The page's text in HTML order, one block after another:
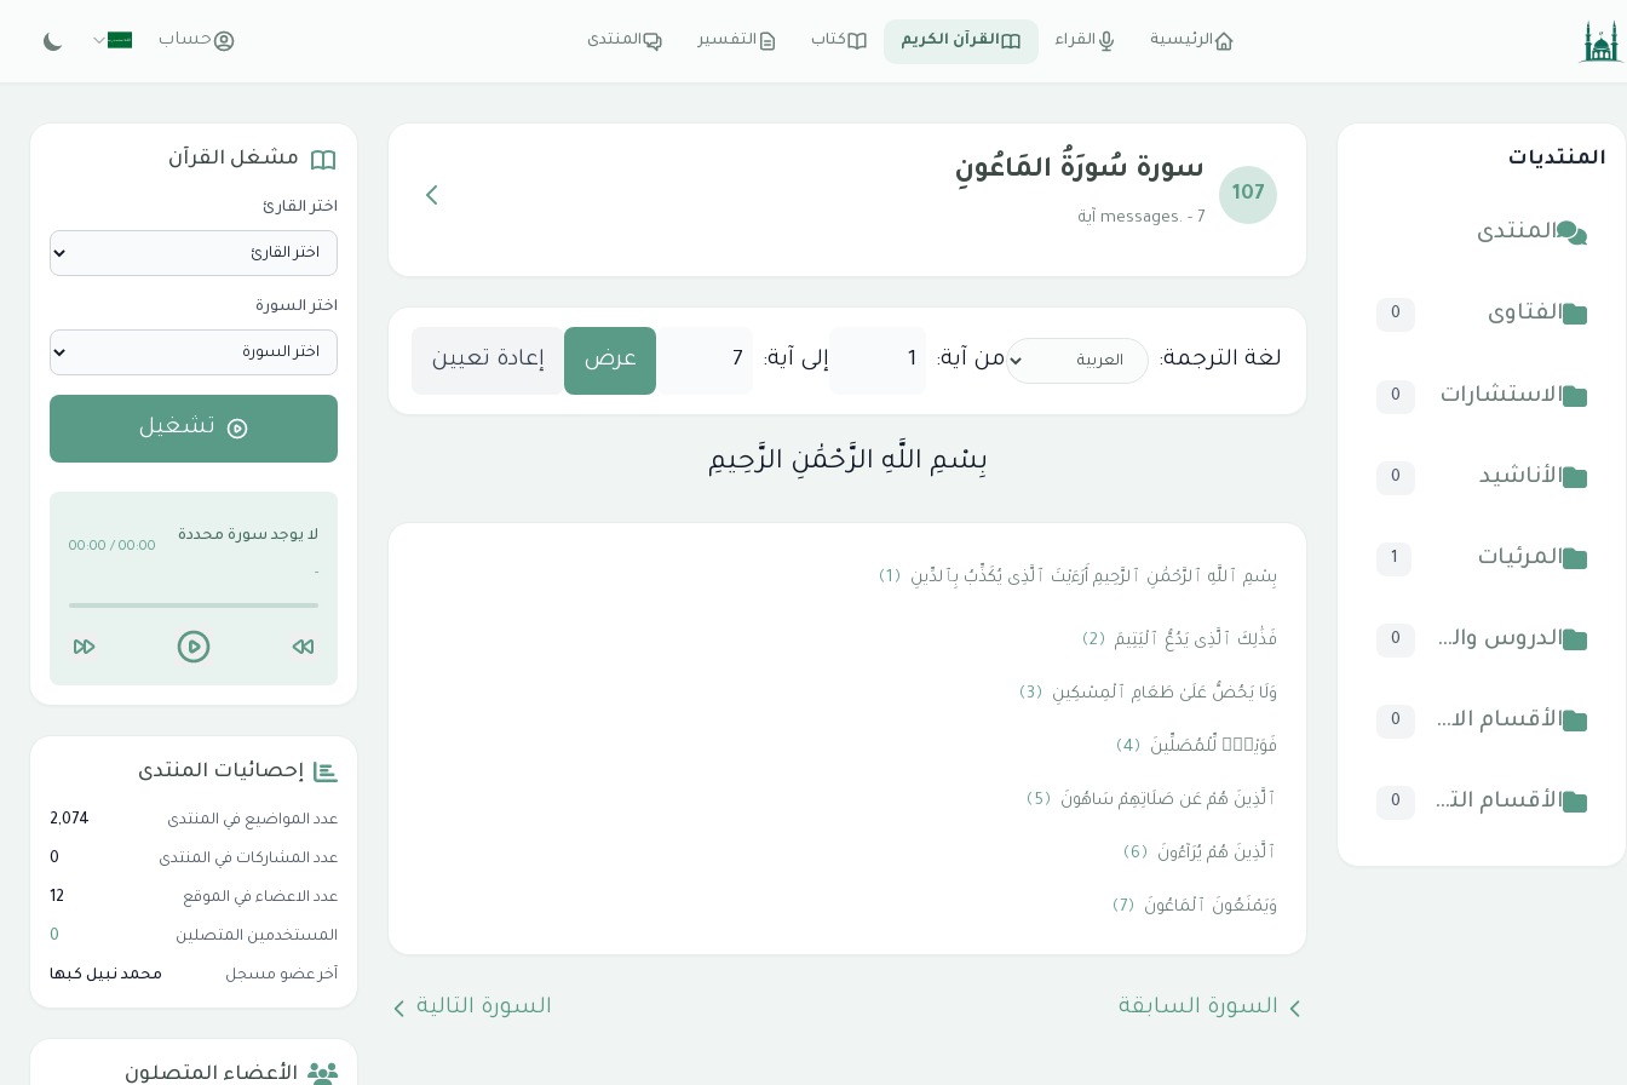
الرئيسية القراء القرآن الكريم كتاب التفسير المنتدى حساب
المنتديات
المنتدى
الفتاوى 0
الاستشارات 0
الأناشيد 0
المرئيات 1
الدروس والخطب 0
الأقسام الاسلامية 0
الأقسام التقنية للكمبيوتر والنترنت 0
107
سورة سُورَةُ المَاعُونِ
messages. - 7 آية
لغة الترجمة: من آية: إلى آية: عرض إعادة تعيين
بِسْمِ اللَّهِ الرَّحْمَٰنِ الرَّحِيمِ
بِسْمِ ٱللَّهِ ٱلرَّحْمَٰنِ ٱلرَّحِيمِ أَرَءَيْتَ ٱلَّذِى يُكَذِّبُ بِٱلدِّينِ ﴿1﴾
فَذَٰلِكَ ٱلَّذِى يَدُعُّ ٱلْيَتِيمَ ﴿2﴾
وَلَا يَحُضُّ عَلَىٰ طَعَامِ ٱلْمِسْكِينِ ﴿3﴾
فَوَيْلٌۭ لِّلْمُصَلِّينَ ﴿4﴾
ٱلَّذِينَ هُمْ عَن صَلَاتِهِمْ سَاهُونَ ﴿5﴾
ٱلَّذِينَ هُمْ يُرَآءُونَ ﴿6﴾
وَيَمْنَعُونَ ٱلْمَاعُونَ ﴿7﴾
السورة السابقة السورة التالية
مشغل القرآن
اختر القارئ
اختر السورة
تشغيل
لا يوجد سورة محددة
-
00:00 / 00:00
إحصائيات المنتدى
عدد المواضيع في المنتدى 2,074
عدد المشاركات في المنتدى 0
عدد الاعضاء في الموقع 12
المستخدمين المتصلين 0
آخر عضو مسجل محمد نبيل كبها
الأعضاء المتصلون